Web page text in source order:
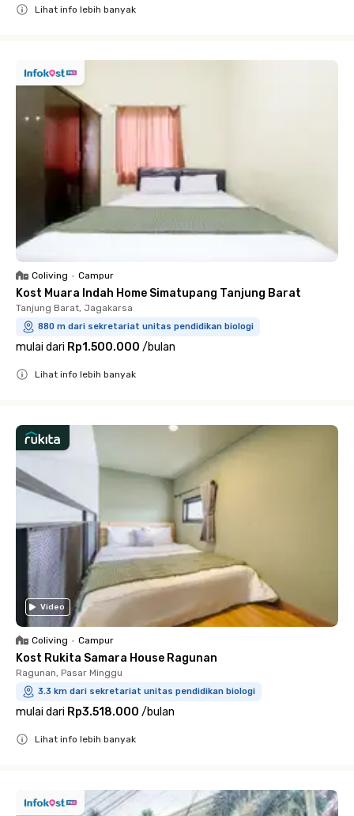
Lihat info lebih banyak
Coliving • Campur
Kost Muara Indah Home Simatupang Tanjung Barat
Tanjung Barat, Jagakarsa
880 m dari sekretariat unitas pendidikan biologi
mulai dari Rp1.500.000 /bulan
Lihat info lebih banyak
Video
Coliving • Campur
Kost Rukita Samara House Ragunan
Ragunan, Pasar Minggu
3.3 km dari sekretariat unitas pendidikan biologi
mulai dari Rp3.518.000 /bulan
Lihat info lebih banyak